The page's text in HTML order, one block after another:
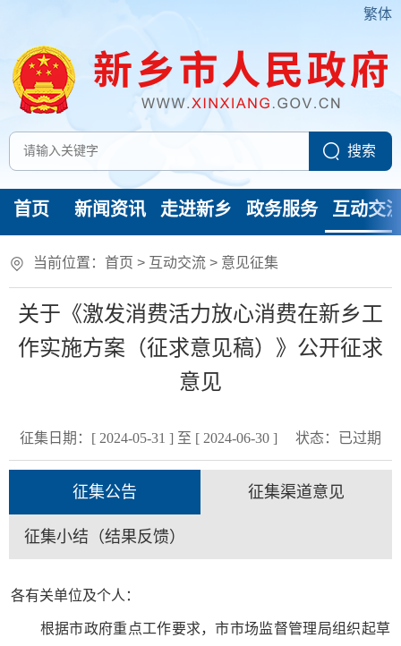
繁体
首页 新闻资讯 走进新乡 政务服务 互动交
当前位置： 首页 > 互动交流 > 意见征集
关于《激发消费活力放心消费在新乡工
作实施方案（征求意见稿）》公开征求
意见
征集日期：[ 2024-05-31 ] 至 [ 2024-06-30 ] 状态： 已过期
征集公告 征集渠道意见
征集小结（结果反馈）
各有关单位及个人：
根据市政府重点工作要求，市市场监督管理局组织起草